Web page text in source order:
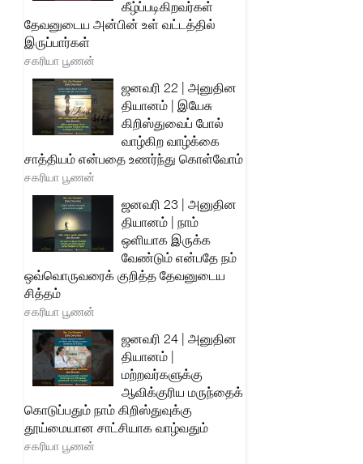
கீழ்ப்படிகிறவர்கள்
தேவனுடைய அன்பின் உள் வட்டத்தில்
இருப்பார்கள்
சகரியா பூணன்
ஜனவரி 22 | அனுதின
தியானம் | இயேசு
கிறிஸ்துவைப் போல்
வாழ்கிற வாழ்க்கை
சாத்தியம் என்பதை உணர்ந்து கொள்வோம்
சகரியா பூணன்
ஜனவரி 23 | அனுதின
தியானம் | நாம்
ஒளியாக இருக்க
வேண்டும் என்பதே நம்
ஒவ்வொருவரைக் குறித்த தேவனுடைய
சித்தம்
சகரியா பூணன்
ஜனவரி 24 | அனுதின
தியானம் |
மற்றவர்களுக்கு
ஆவிக்குரிய மருந்தைக்
கொடுப்பதும் நாம் கிறிஸ்துவுக்கு
தூய்மையான சாட்சியாக வாழ்வதும்
சகரியா பூணன்